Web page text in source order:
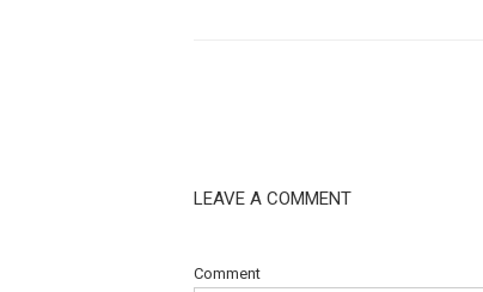
LEAVE A COMMENT
Comment